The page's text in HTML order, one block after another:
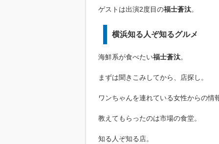
ゲストは出演2度目の福士蒼汰。
横浜知る人ぞ知るグルメ
海鮮系が食べたい福士蒼汰。
まずは聞きこみしてから、店探し。
ワンちゃんを連れている女性からの情
教えてもらったのは市場の食堂。
知る人ぞ知る店。